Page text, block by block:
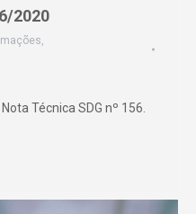
2020
,
Técnica SDG nº 156.